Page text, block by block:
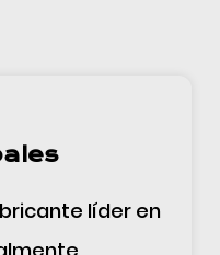
de los
que